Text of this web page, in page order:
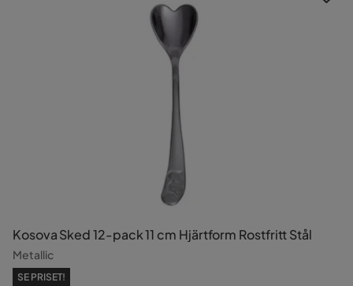
Kosova Sked 12-pack 11 cm Hjärtform Rostfritt Stål
Metallic
SE PRISET!